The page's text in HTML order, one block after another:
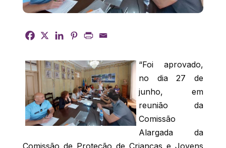
“Foi aprovado,
no dia 27 de
junho, em
reunião da
Comissão
Alargada da